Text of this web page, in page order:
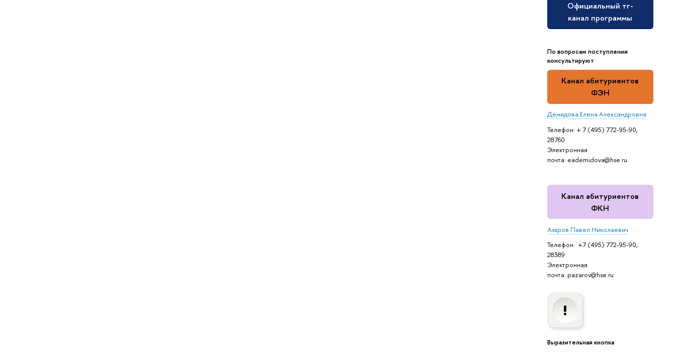
Официальный тг-
канал программы
По вопросам поступления
консультируют
Канал абитуриентов
ФЭН
Демидова Елена Александровна
Телефон: + 7 (495) 772-95-90,
28760
Электронная
почта: eademidova@hse.ru
Канал абитуриентов
ФКН
Азаров Павел Николаевич
Телефон: +7 (495) 772-95-90,
28389
Электронная
почта: pazarov@hse.ru
Выразительная кнопка